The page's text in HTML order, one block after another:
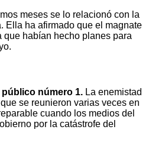
meses se lo relacionó con la
Ella ha afirmado que el magnate
que habían hecho planes para
número 1. La enemistad
se reunieron varias veces en
cuando los medios del
por la catástrofe del